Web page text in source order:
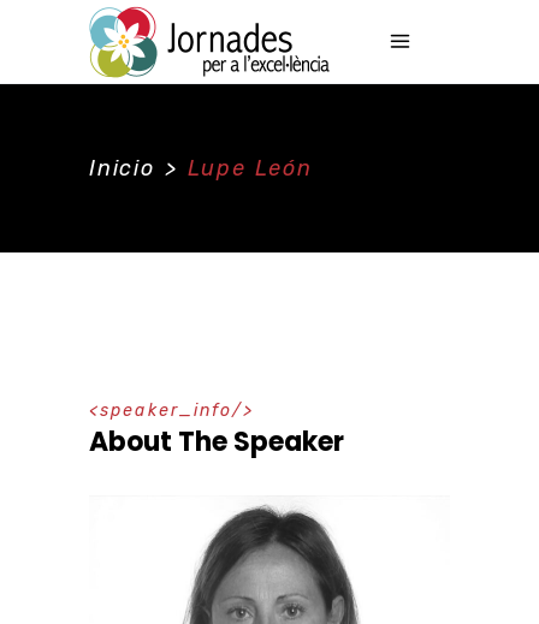
Inicio > Lupe León
speaker_info
About The Speaker